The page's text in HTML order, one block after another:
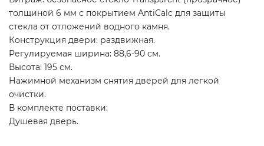
толщиной 6 мм с покрытием AntiCalc для защиты
стекла от отложений водного камня.
Конструкция двери: раздвижная.
Регулируемая ширина: 88,6-90 см.
Высота: 195 см.
Нажимной механизм снятия дверей для легкой
очистки.
В комплекте поставки:
Душевая дверь.